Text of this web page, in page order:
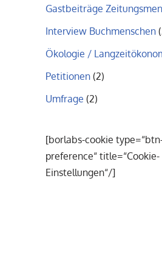
Gastbeiträge
Interview Buchmenschen
Ökologie /
Petitionen (2)
Umfrage (2)
[borlabs-cookie
preference“ title=“Cookie-
Einstellungen“/]